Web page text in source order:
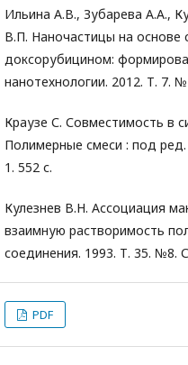
Ильина А.В., Зубарева А.А.,
В.П. Наночастицы на основе
доксорубицином:
нанотехнологии. 2012. Т. 7.
Краузе С. Совместимость в
Полимерные смеси : под
1. 552 с.
Кулезнев В.Н. Ассоциация
взаимную растворимость
соединения. 1993. Т. 35. №8.
PDF